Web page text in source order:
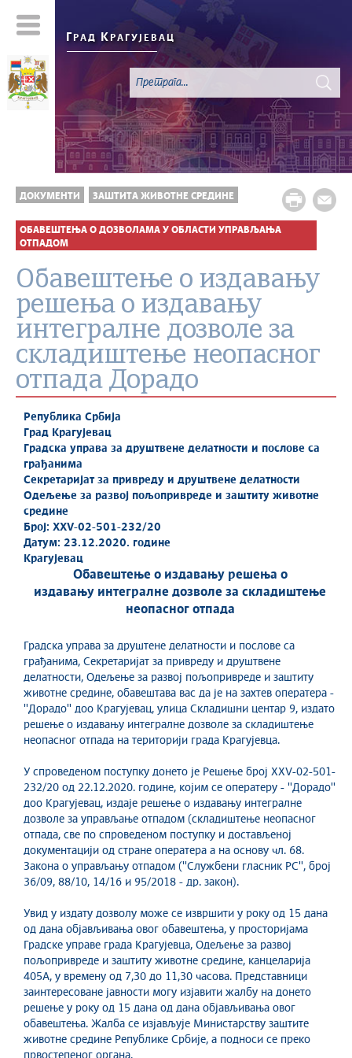
Г РАД К РАГУЈЕВАЦ
ДОКУМЕНТИ ЗАШТИТА ЖИВОТНЕ СРЕДИНЕ
ОБАВЕШТЕЊА О ДОЗВОЛАМА У ОБЛАСТИ УПРАВЉАЊА
ОТПАДОМ
Обавештење о издавању
решења о издавању
интегралне дозволе за
складиштење неопасног
отпада Дорадо
Република Србија
Град Крагујевац
Градска управа за друштвене делатности и послове са
грађанима
Секретаријат за привреду и друштвене делатности
Одељење за развој пољопривреде и заштиту животне
средине
Број: XXV-02-501-232/20
Датум: 23.12.2020. године
Крагујевац
Обавештење о издавању решења о
издавању интегралне дозволе за складиштење
неопасног отпада
Градска управа за друштене делатности и послове са
грађанима, Секретаријат за привреду и друштвене
делатности, Одељење за развој пољопривреде и заштиту
животне средине, обавештава вас да је на захтев оператера -
''Дорадо'' доо Крагујевац, улица Складишни центар 9, издато
решење о издавању интегралне дозволе за складиштење
неопасног отпада на територији града Крагујевца.
У спроведеном поступку донето је Решење број XXV-02-501-
232/20 од 22.12.2020. године, којим се оператеру - ''Дорадо''
доо Крагујевац, издаје решење о издавању интегралне
дозволе за управљање отпадом (складиштење неопасног
отпада, све по спроведеном поступку и достављеној
документацији од стране оператера а на основу чл. 68.
Закона о управљању отпадом (''Службени гласник РС'', број
36/09, 88/10, 14/16 и 95/2018 - др. закон).
Увид у издату дозволу може се извршити у року од 15 дана
од дана објављивања овог обавештења, у просторијама
Градске управе града Крагујевца, Одељење за развој
пољопривреде и заштиту животне средине, канцеларија
405А, у времену од 7,30 до 11,30 часова. Представници
заинтересоване јавности могу изјавити жалбу на донето
решење у року од 15 дана од дана објављивања овог
обавештења. Жалба се изјављује Министарству заштите
животне средине Републике Србије, а подноси се преко
првостепеног органа.